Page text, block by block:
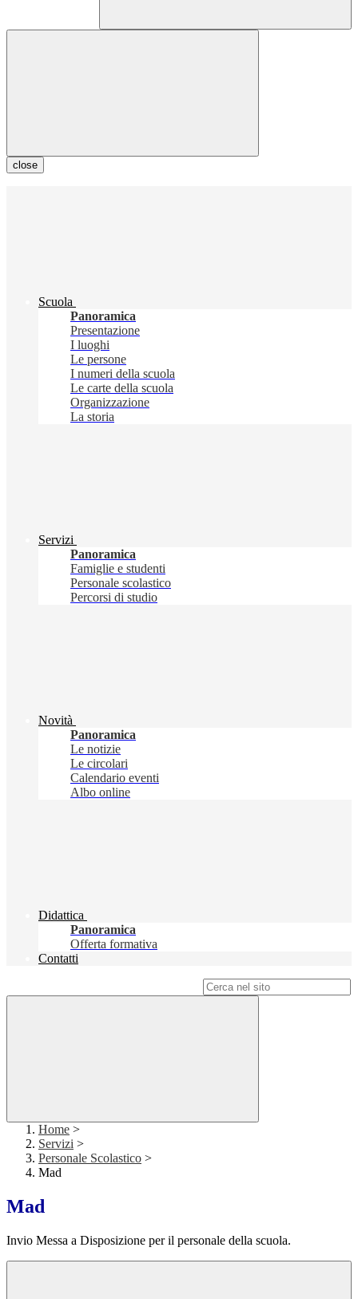
close
Scuola
Panoramica
Presentazione
I luoghi
Le persone
I numeri della scuola
Le carte della scuola
Organizzazione
La storia
Servizi
Panoramica
Famiglie e studenti
Personale scolastico
Percorsi di studio
Novità
Panoramica
Le notizie
Le circolari
Calendario eventi
Albo online
Didattica
Panoramica
Offerta formativa
Contatti
Home >
Servizi >
Personale Scolastico >
Mad
Mad
Invio Messa a Disposizione per il personale della scuola.